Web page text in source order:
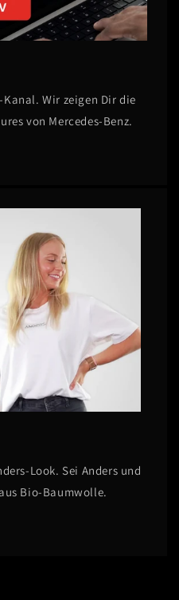
Kanal. Wir zeigen Dir die
von Mercedes-Benz.
Look. Sei Anders und
Bio-Baumwolle.